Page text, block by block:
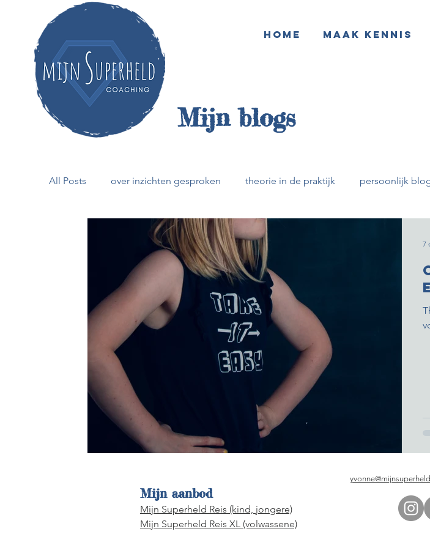
Home Maak kennis
Mijn blogs
All Posts over inzichten gesproken theorie in de praktijk persoonlijk
7
Mijn aanbod
Mijn Superheld Reis (kind, jongere)
Mijn Superheld Reis XL (volwassene)